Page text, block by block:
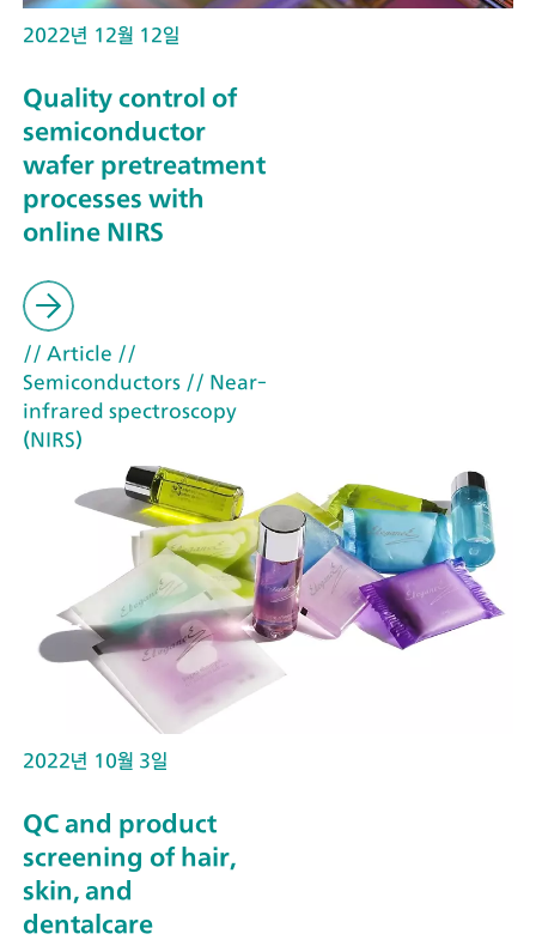
2022년 12월 12일
Quality control of
semiconductor
wafer pretreatment
processes with
online NIRS
// Article //
Semiconductors // Near-
infrared spectroscopy
(NIRS)
2022년 10월 3일
QC and product
screening of hair,
skin, and
dentalcare